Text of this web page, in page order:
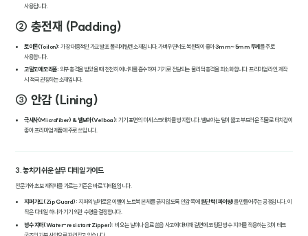
사용됩니다.
② 충전재 (Padding)
토이론(Toilon): 가장 대중적인 가교 발포 폴리에틸렌 소재입니다. 가벼우면서도 복원력이 좋아3mm~5mm 두께 를 주로
사용합니다.
고밀도 메모리폼: 외부 충격을 받았을 때 천천히 에너지를 흡수하여 기기로 전달되는 물리적 충격을 최소화합니다. 프리미엄 라인 제작
시 적극 권장하는 소재입니다.
③ 안감 (Lining)
극세사(Microfiber) & 벨보아(Velboa): 기기 표면의 미세 스크래치를 방지합니다. 벨보아는 털이 짧고 부드러운 직물로 터치감이
좋아 프리미엄 제품에 주로 쓰입니다.
3. 놓치기 쉬운 실무 디테일 가이드
전문가와 초보 제작자를 가르는 기준은 바로 '디테일'입니다.
지퍼 가드(Zip Guard): 지퍼의 날카로운 이빨이 노트북 본체를 긁지 않도록 안감 쪽에 원단 턱(파이핑)을 만들어주는 공정입니다. 이
작은 디테일 하나가 기기 외관 수명을 결정합니다.
방수 지퍼(Water-resistant Zipper): 비 오는 날이나 음료 쏟음 사고에 대비해 겉면에 코팅된 방수 지퍼를 적용하는 것이 테크